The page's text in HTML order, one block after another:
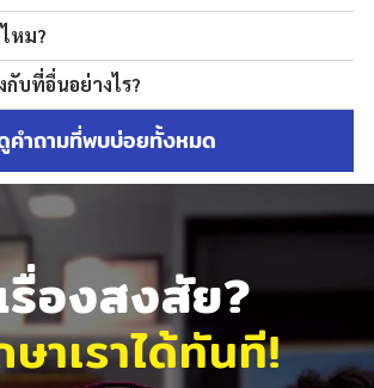
หม?
บที่อื่นอย่างไร?
คำถามที่พบบ่อยทั้งหมด
รื่องสงสัย?
าเราได้ทันที!